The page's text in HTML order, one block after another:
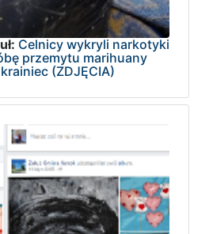
Celnicy wykryli narkotyki
przemytu marihuany
(ZDJĘCIA)